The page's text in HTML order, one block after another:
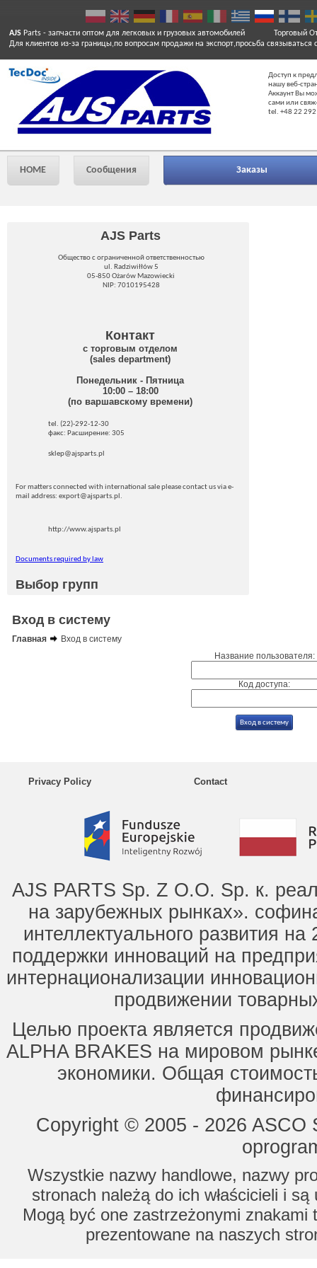
AJS Parts - запчасти оптом для легковых и грузовых автомобилей
Для клиентов из-за границы,по вопросам продажи на экспорт,просьба связываться
Торговый
Доступ к
нашу веб-
Аккаунт Вы
сами или
tel. +48 22
HOME Сообщения Заказы
AJS Parts
Общество с ограниченной ответственностью
ul. Radziwiłłów 5
05-850 Ożarów Mazowiecki
NIP: 7010195428
Контакт
с торговым отделом
(sales department)
Понедельник - Пятница
10:00 – 18:00
(по варшавскому времени)
tel. (22)-292-12-30
факс: Pасширение: 305
sklep@ajsparts.pl
For matters connected with international sale please contact us via e-
mail address: export@ajsparts.pl.
http://www.ajsparts.pl
Documents required by law
Выбор групп
Вход в систему
Главная
Вход в систему
Название пользователя:
Код доступа:
Privacy Policy Contact
AJS PARTS Sp. Z O.O. Sp. к.
на зарубежных рынках».
интеллектуального развития
поддержки инноваций на
интернационализации
продвижении
Целью проекта является
ALPHA BRAKES на мировом
экономики. Общая
Copyright © 2005 - 2026
Wszystkie nazwy handlowe, nazwy
stronach należą do ich właścicieli i
Mogą być one zastrzeżonymi znakami
prezentowane na naszych